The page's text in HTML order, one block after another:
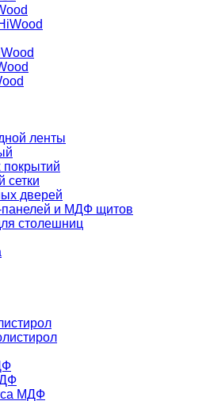
ленты
сетки
дверей
панелей и МДФ щитов
столешниц
МДФ